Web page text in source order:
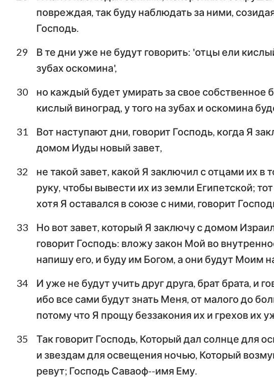
повреждая, так буду наблюдать за ними,
Господь.
29
В те дни уже не будут говорить: 'отцы ели
зубах оскомина',
30
но каждый будет умирать за свое собственное
кислый виноград, у того на зубах и оскомина
31
Вот наступают дни, говорит Господь, когда Я
домом Иуды новый завет,
32
не такой завет, какой Я заключил с отцами их в
руку, чтобы вывести их из земли Египетской;
хотя Я оставался в союзе с ними, говорит
33
Но вот завет, который Я заключу с домом
говорит Господь: вложу закон Мой во
напишу его, и буду им Богом, а они будут Моим
34
И уже не будут учить друг друга, брат брата, и
ибо все сами будут знать Меня, от малого до
потому что Я прощу беззакония их и грехов их
35
Так говорит Господь, Который дал солнце для
и звездам для освещения ночью, Который
ревут; Господь Саваоф--имя Ему.